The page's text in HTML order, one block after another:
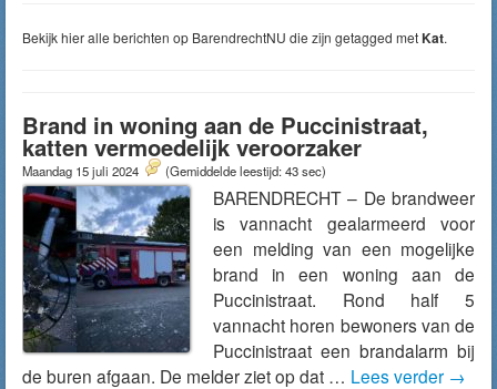
Bekijk hier alle berichten op BarendrechtNU die zijn getagged metKat.
Brand in woning aan de Puccinistraat,
katten vermoedelijk veroorzaker
Maandag 15 juli 2024 (Gemiddelde leestijd: 43 sec)
BARENDRECHT – De brandweer
is vannacht gealarmeerd voor
een melding van een mogelijke
brand in een woning aan de
Puccinistraat. Rond half 5
vannacht horen bewoners van de
Puccinistraat een brandalarm bij
de buren afgaan. De melder ziet op dat … Lees verder →